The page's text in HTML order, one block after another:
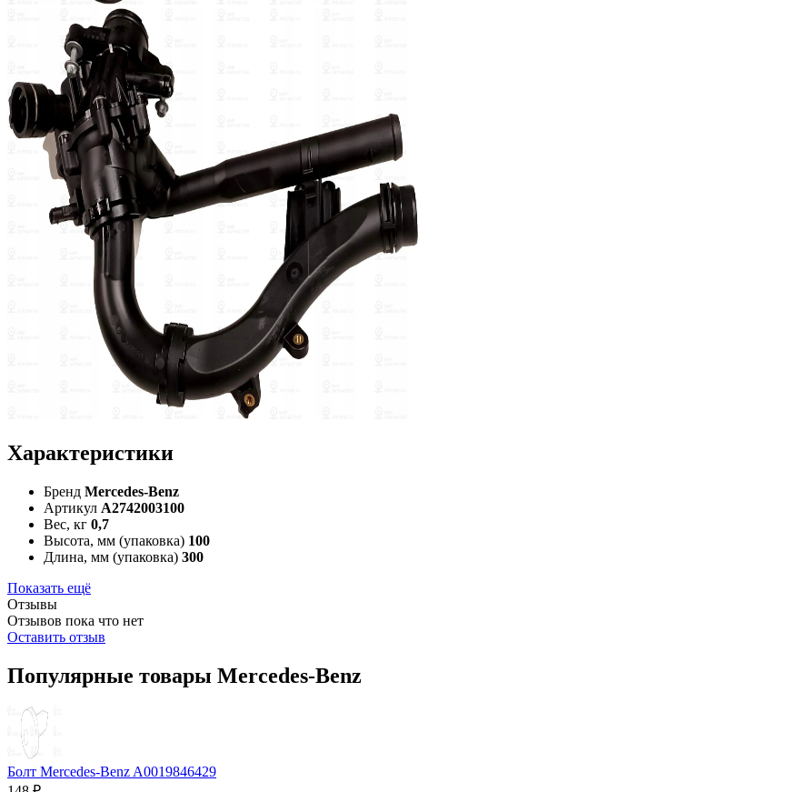
Характеристики
Бренд Mercedes-Benz
Артикул A2742003100
Вес, кг 0,7
Высота, мм (упаковка) 100
Длина, мм (упаковка) 300
Показать ещё
Отзывы
Отзывов пока что нет
Оставить отзыв
Популярные товары Mercedes-Benz
Болт Mercedes-Benz A0019846429